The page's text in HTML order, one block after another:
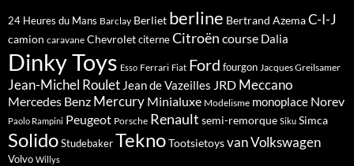
24 Heures du Mans Barclay Berliet berline Bertrand AzemaC-I-J
camion caravane ChevroletciterneCitroën course Dalia
Dinky Toys Esso Ferrari Fiat Ford fourgon Jacques Greilsamer
Jean-Michel Roulet Jean de Vazeilles JRD Meccano
Mercedes Benz Mercury Minialuxe Modelisme monoplace Norev
Paolo Rampini Peugeot Porsche Renault semi-remorque Siku Simca
SolidoStudebakerTeknoTootsietoysvanVolkswagen
Volvo Willys